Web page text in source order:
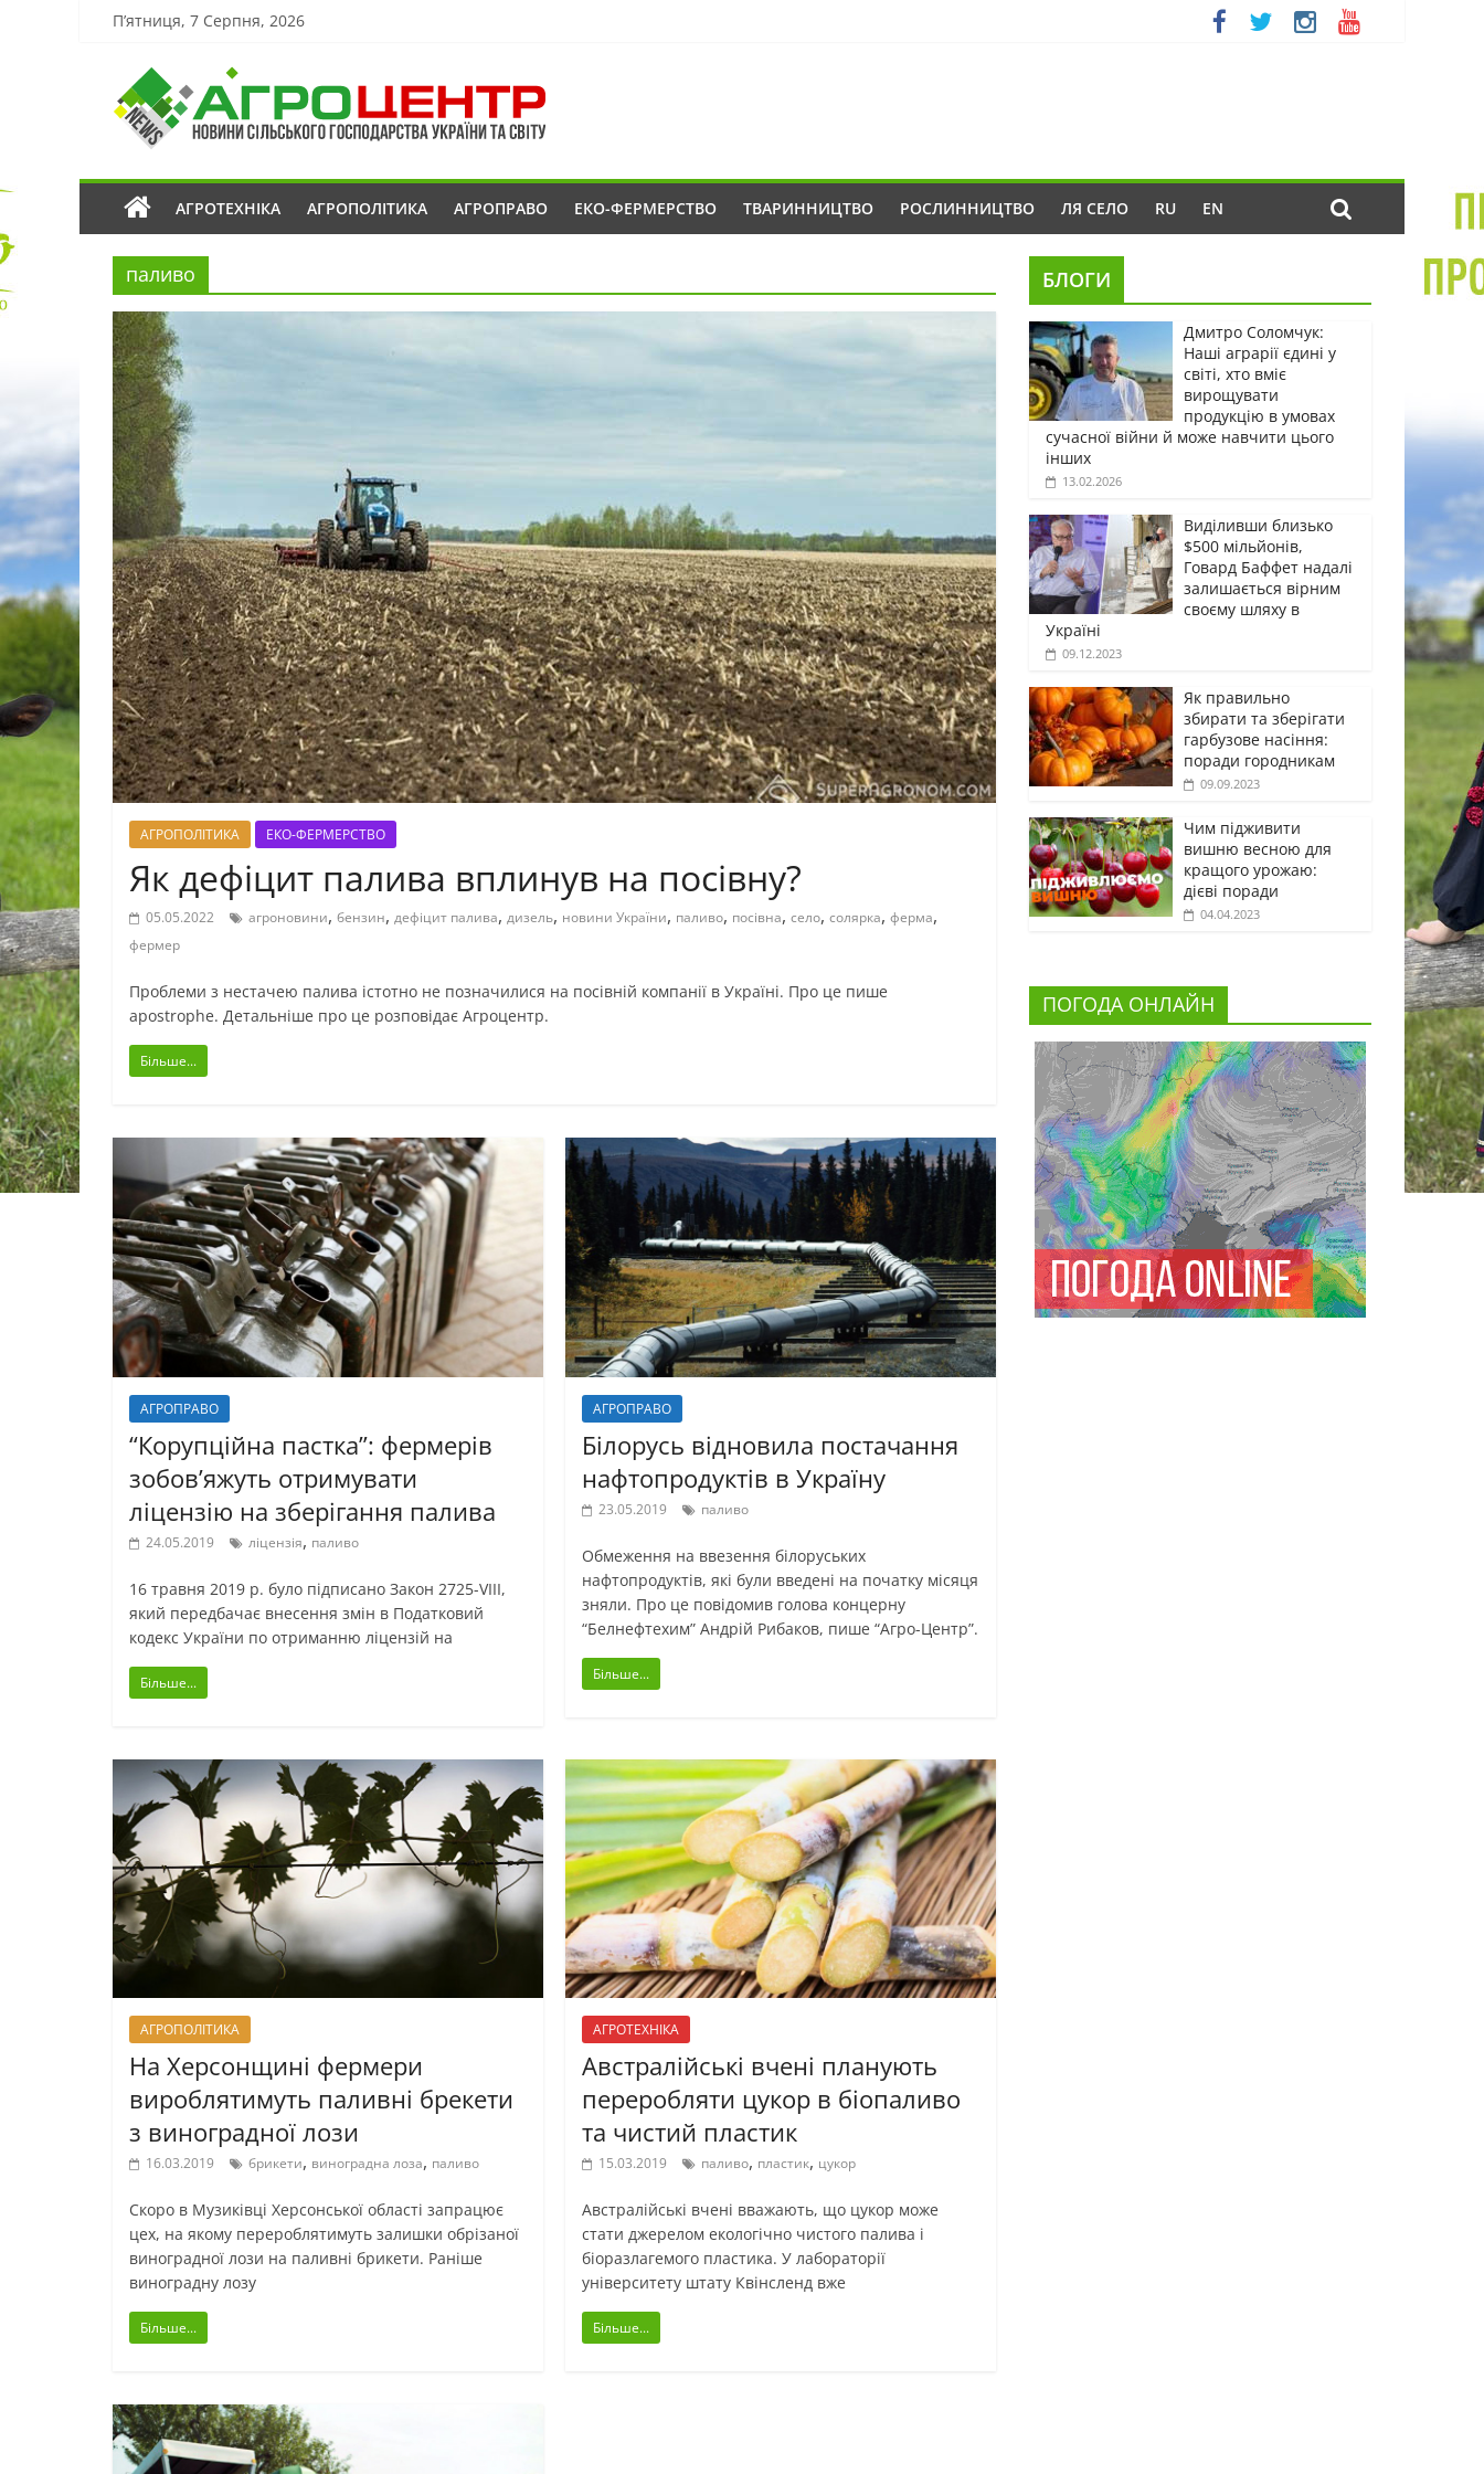
П’ятниця, 7 Серпня, 2026
АГРОТЕХНІКА АГРОПОЛІТИКА АГРОПРАВО ЕКО-ФЕРМЕРСТВО ТВАРИННИЦТВО РОСЛИННИЦТВО ЛЯ СЕЛО RU EN
паливо
АГРОПОЛІТИКА ЕКО-ФЕРМЕРСТВО
Як дефіцит палива вплинув на посівну?
05.05.2022 агроновини, бензин, дефіцит палива, дизель, новини України, паливо, посівна, село, солярка, ферма,
фермер
Проблеми з нестачею палива істотно не позначилися на посівній компанії в Україні. Про це пише
apostrophe. Детальніше про це розповідає Агроцентр.
Більше...
АГРОПРАВО
“Корупційна пастка”: фермерів
зобов’яжуть отримувати
ліцензію на зберігання палива
24.05.2019 ліцензія, паливо
16 травня 2019 р. було підписано Закон 2725-VIII,
який передбачає внесення змін в Податковий
кодекс України по отриманню ліцензій на
Більше...
АГРОПРАВО
Білорусь відновила постачання
нафтопродуктів в Україну
23.05.2019 паливо
Обмеження на ввезення білоруських
нафтопродуктів, які були введені на початку місяця
зняли. Про це повідомив голова концерну
“Белнефтехим” Андрій Рибаков, пише “Агро-Центр”.
Більше...
АГРОПОЛІТИКА
На Херсонщині фермери
вироблятимуть паливні брекети
з виноградної лози
16.03.2019 брикети, виноградна лоза, паливо
Скоро в Музиківці Херсонської області запрацює
цех, на якому перероблятимуть залишки обрізаної
виноградної лози на паливні брикети. Раніше
виноградну лозу
Більше...
АГРОТЕХНІКА
Австралійські вчені планують
переробляти цукор в біопаливо
та чистий пластик
15.03.2019 паливо, пластик, цукор
Австралійські вчені вважають, що цукор може
стати джерелом екологічно чистого палива і
біоразлагемого пластика. У лабораторії
університету штату Квінсленд вже
Більше...
БЛОГИ
Дмитро Соломчук:
Наші аграрії єдині у
світі, хто вміє
вирощувати
продукцію в умовах
сучасної війни й може навчити цього
інших
13.02.2026
Виділивши близько
$500 мільйонів,
Говард Баффет надалі
залишається вірним
своєму шляху в
Україні
09.12.2023
Як правильно
збирати та зберігати
гарбузове насіння:
поради городникам
09.09.2023
Чим підживити
вишню весною для
кращого урожаю:
дієві поради
04.04.2023
ПОГОДА ОНЛАЙН